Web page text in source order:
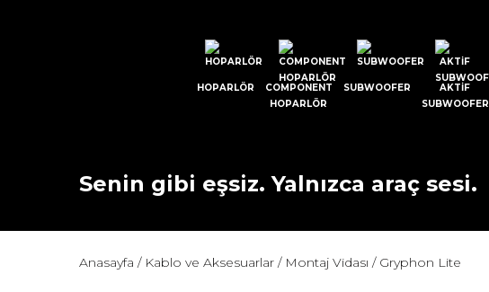
HOPARLÖR
COMPONENT
HOPARLÖR
SUBWOOFER
AKTIF
SUBWOOFER
Senin gibi eşsiz. Yalnızca araç sesi.
Anasayfa Kablo ve Aksesuarlar Montaj Vidası Gryphon Lite